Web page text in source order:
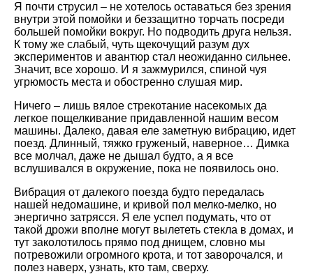
Я почти струсил – не хотелось оставаться без зрения
внутри этой помойки и беззащитно торчать посреди
большей помойки вокруг. Но подводить друга нельзя.
К тому же слабый, чуть щекочущий разум дух
экспериментов и авантюр стал неожиданно сильнее.
Значит, все хорошо. И я зажмурился, спиной чуя
угрюмость места и обостренно слушая мир.
Ничего – лишь вялое стрекотание насекомых да
легкое пощелкивание придавленной нашим весом
машины. Далеко, давая еле заметную вибрацию, идет
поезд. Длинный, тяжко груженый, наверное… Димка
все молчал, даже не дышал будто, а я все
вслушивался в окружение, пока не появилось оно.
Вибрация от далекого поезда будто передалась
нашей недомашине, и кривой пол мелко-мелко, но
энергично затрясся. Я еле успел подумать, что от
такой дрожи вполне могут вылететь стекла в домах, и
тут заколотилось прямо под днищем, словно мы
потревожили огромного крота, и тот заворочался, и
полез наверх, узнать, кто там, сверху.